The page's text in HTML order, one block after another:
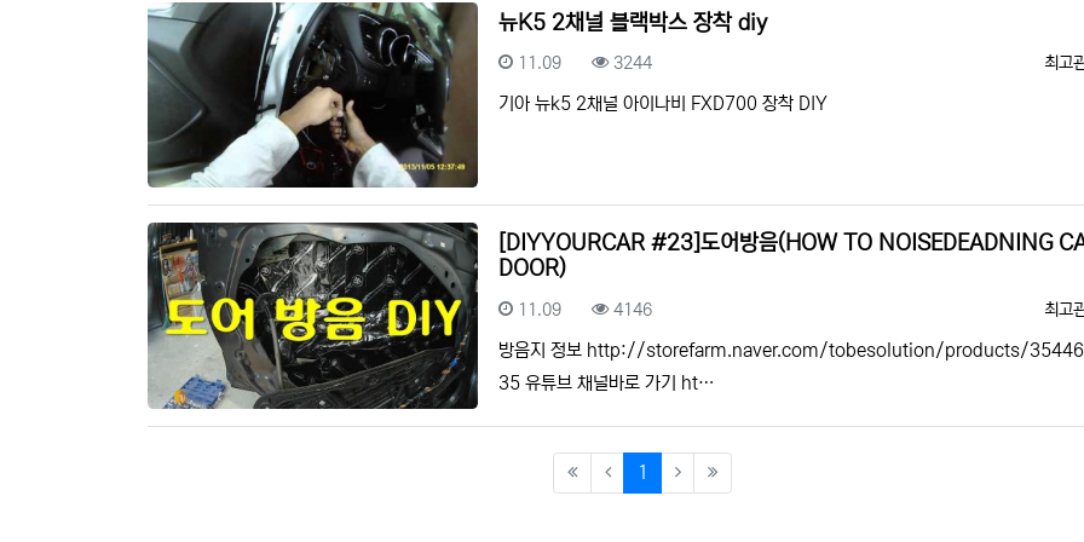
뉴K5 2채널 블랙박스 장착 diy
등록
최고
등록일
11.09 조회
3244
기아 뉴k5 2채널 아이나비 FXD700 장착 DIY
[DIYYOURCAR #23]도어방음(HOW TO NOISEDEADNING
DOOR)
등록
최고
등록일
11.09 조회
4146
방음지 정보 http://storefarm.naver.com/tobesolution/products/
35 유튜브 채널바로 가기 ht…
1 (current)